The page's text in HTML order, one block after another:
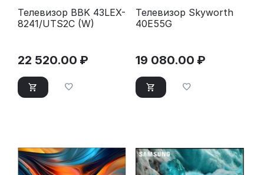
Телевизор BBK 43LEX-
8241/UTS2C (W)
22 520.00 ₽
Телевизор Skyworth
40E55G
19 080.00 ₽